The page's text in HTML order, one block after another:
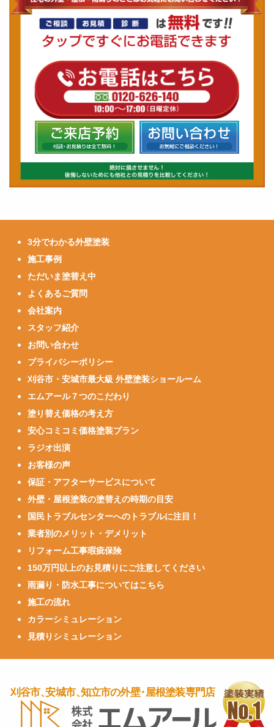
3分でわかる外壁塗装
施工事例
ただいま塗替え中
よくあるご質問
会社案内
スタッフ紹介
お問い合わせ
プライバシーポリシー
刈谷市・安城市最大級 外壁塗装ショールーム
エムアール７つのこだわり
塗り替え価格の考え方
安心コミコミ価格塗装プラン
ラジオ出演
お客様の声
保証・アフターサービスについて
外壁・屋根塗装の塗替えの時期の目安
国民トラブルセンターへのトラブルに注目！
業者別のメリット・デメリット
リフォーム工事瑕疵保険
150万円以上のお見積りにご注意してください
雨漏り・防水工事についてはこちら
施工の流れ
カラーシミュレーション
見積りシミュレーション